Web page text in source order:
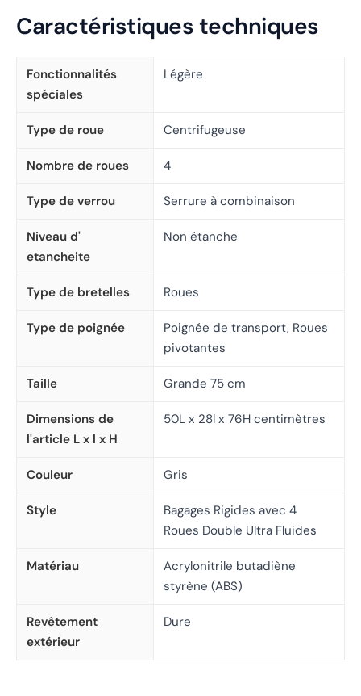
Caractéristiques techniques
Fonctionnalités
spéciales
Légère
Type de roue Centrifugeuse
Nombre de roues 4
Type de verrou Serrure à combinaison
Niveau d'
etancheite
Non étanche
Type de bretelles Roues
Type de poignée
Poignée de transport, Roues
pivotantes
Taille Grande 75 cm
Dimensions de
l'article L x l x H
50L x 28l x 76H centimètres
Couleur Gris
Style
Bagages Rigides avec 4
Roues Double Ultra Fluides
Matériau
Acrylonitrile butadiène
styrène (ABS)
Revêtement
extérieur
Dure